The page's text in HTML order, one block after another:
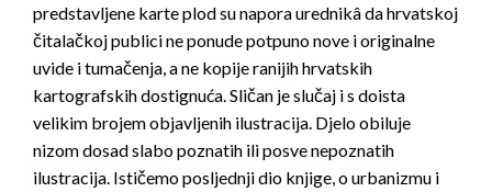
predstavljene karte plod su napora urednikâ da hrvatskoj
čitalačkoj publici ne ponude potpuno nove i originalne
uvide i tumačenja, a ne kopije ranijih hrvatskih
kartografskih dostignuća. Sličan je slučaj i s doista
velikim brojem objavljenih ilustracija. Djelo obiluje
nizom dosad slabo poznatih ili posve nepoznatih
ilustracija. Ističemo posljednji dio knjige, o urbanizmu i